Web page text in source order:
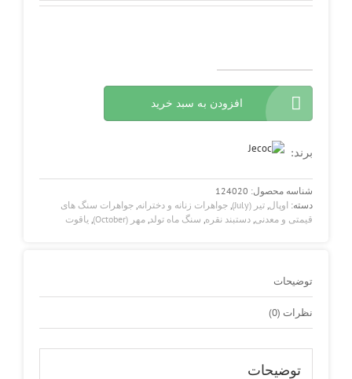
و
جواهرات
کد
124020
عدد
افزودن به سبد خرید
برند:
شناسه محصول: 124020
دسته: اوپال تیر (July) جواهرات زنانه و دخترانه جواهرات سنگ های
قیمتی و معدنی دستبند نقره سنگ ماه تولد مهر (October) یاقوت
توضیحات
نظرات (0)
توضیحات